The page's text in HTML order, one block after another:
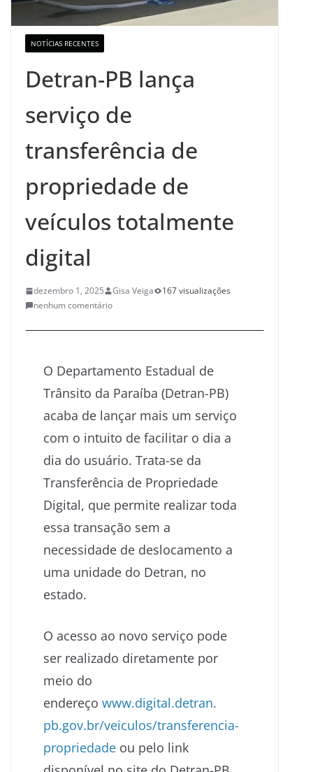
NOTÍCIAS RECENTES
Detran-PB lança
serviço de
transferência de
propriedade de
veículos totalmente
digital
dezembro 1, 2025 Gisa Veiga
167 visualizações
nenhum comentário
O Departamento Estadual de
Trânsito da Paraíba (Detran-PB)
acaba de lançar mais um serviço
com o intuito de facilitar o dia a
dia do usuário. Trata-se da
Transferência de Propriedade
Digital, que permite realizar toda
essa transação sem a
necessidade de deslocamento a
uma unidade do Detran, no
estado.
O acesso ao novo serviço pode
ser realizado diretamente por
meio do
endereço www.digital.detran.
pb.gov.br/veiculos/transferencia-
propriedade ou pelo link